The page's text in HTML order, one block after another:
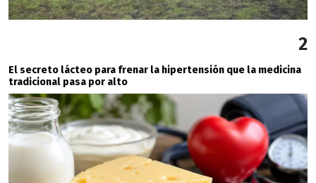
2
El secreto lácteo para frenar la hipertensión que la medicina
tradicional pasa por alto